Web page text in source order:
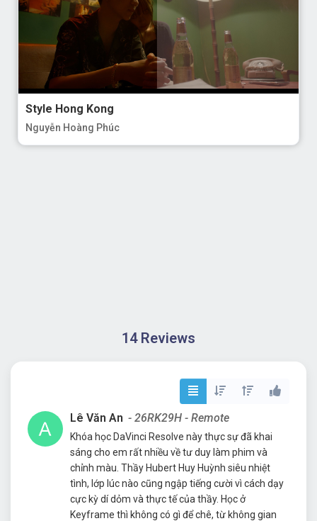
Style Hong Kong
Nguyễn Hoàng Phúc
14 Reviews
Lê Văn An - 26RK29H - Remote
Khóa học DaVinci Resolve này thực sự đã khai
sáng cho em rất nhiều về tư duy làm phim và
chỉnh màu. Thầy Hubert Huy Huỳnh siêu nhiệt
tình, lớp lúc nào cũng ngập tiếng cười vì cách dạy
cực kỳ dí dỏm và thực tế của thầy. Học ở
Keyframe thì không có gì để chê, từ không gian